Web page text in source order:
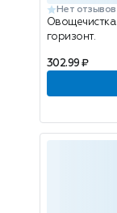
Нет отзывов
горизонт.
302.99 ₽